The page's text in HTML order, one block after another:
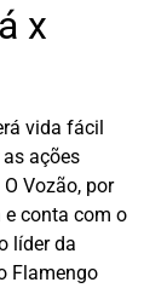
x
vida fácil
ações
Vozão, por
e conta com o
líder da
Flamengo